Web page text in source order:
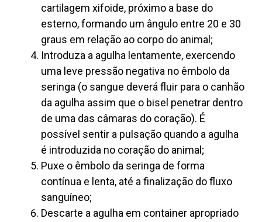
cartilagem xifoide, próximo a base do
esterno, formando um ângulo entre 20 e 30
graus em relação ao corpo do animal;
Introduza a agulha lentamente, exercendo
uma leve pressão negativa no êmbolo da
seringa (o sangue deverá fluir para o canhão
da agulha assim que o bisel penetrar dentro
de uma das câmaras do coração). É
possível sentir a pulsação quando a agulha
é introduzida no coração do animal;
Puxe o êmbolo da seringa de forma
contínua e lenta, até a finalização do fluxo
sanguíneo;
Descarte a agulha em container apropriado